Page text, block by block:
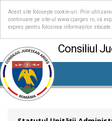
Acest site folosește cookie-uri. Prin
continuare pe site-ul www.cjarges.ro, vă
expres pentru folosirea informațiilor stocate.
Consiliul